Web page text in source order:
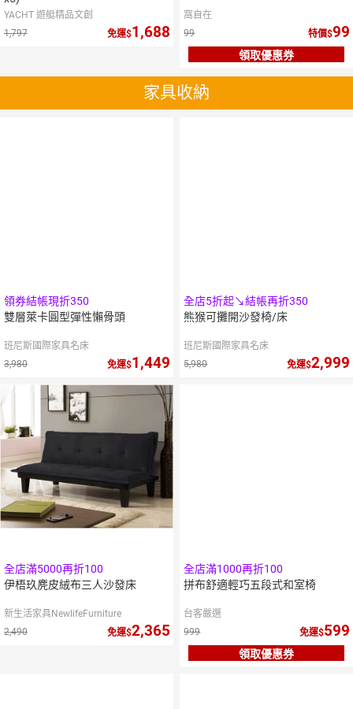
YACHT 遊艇精品文創
1,797
免運 1,688
窩自在
99
特價 99
領取優惠券
家具收納
領券結帳現折350
雙層萊卡圓型彈性懶骨頭
班尼斯國際家具名床
3,980
免運 1,449
全店5折起↘結帳再折350
熊猴可攤開沙發椅/床
班尼斯國際家具名床
5,980
免運 2,999
全店滿5000再折100
伊梧玖麂皮絨布三人沙發床
新生活家具NewlifeFurniture
2,490
免運 2,365
全店滿1000再折100
拼布舒適輕巧五段式和室椅
台客嚴選
999
免運 599
領取優惠券